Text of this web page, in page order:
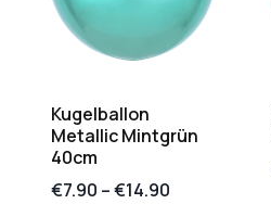
Kugelballon
Metallic Mintgrün
40cm
€7.90 –€14.90